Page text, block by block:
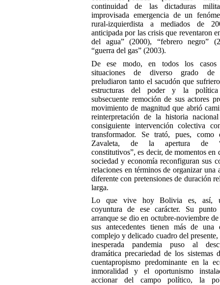
continuidad de las dictaduras
improvisada emergencia de un
rural-izquierdista a mediados de
anticipada por las crisis que reventaron
del agua” (2000), “febrero negro”
“guerra del gas” (2003).
De ese modo, en todos los casos
situaciones de diverso grado de
preludiaron tanto el sacudón que
estructuras del poder y la
subsecuente remoción de sus actores
movimiento de magnitud que abrió
reinterpretación de la historia
consiguiente intervención colectiva
transformador. Se trató, pues, como
Zavaleta, de la apertura de
constitutivos”, es decir, de momentos en
sociedad y economía reconfiguran sus
relaciones en términos de organizar una
diferente con pretensiones de duración
larga.
Lo que vive hoy Bolivia es, así,
coyuntura de ese carácter. Su
arranque se dio en octubre-noviembre
sus antecedentes tienen más de una
complejo y delicado cuadro del presente,
inesperada pandemia puso al
dramática precariedad de los sistemas
cuentapropismo predominante en la
inmoralidad y el oportunismo
accionar del campo político, la